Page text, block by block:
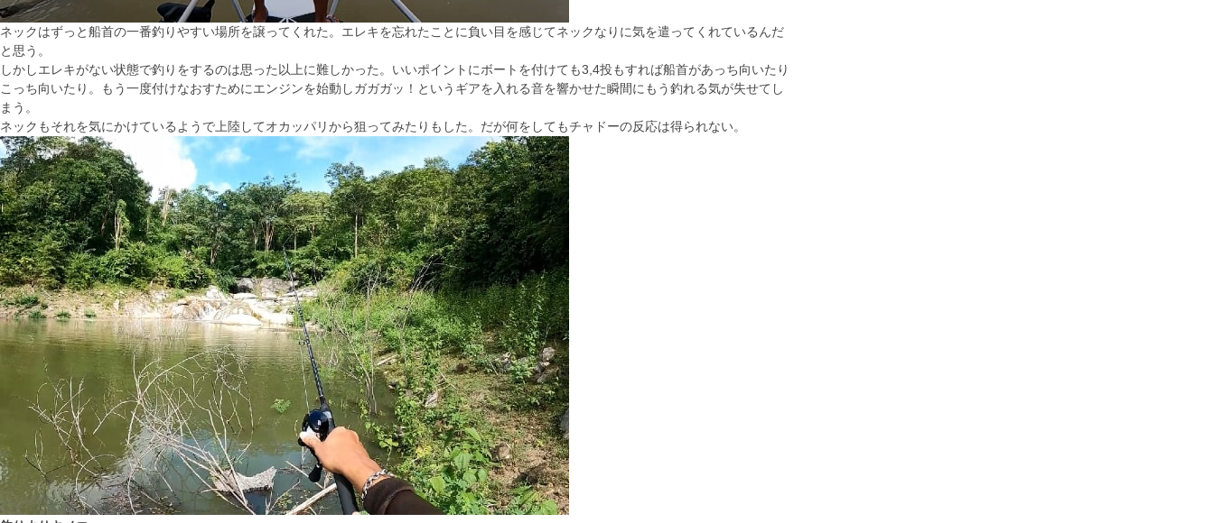
ネックはずっと船首の一番釣りやすい場所を譲ってくれた。エレキを忘れたことに負い目を感じてネックなりに気を遣ってくれているんだ
と思う。
しかしエレキがない状態で釣りをするのは思った以上に難しかった。いいポイントにボートを付けても3,4投もすれば船首があっち向いたり
こっち向いたり。もう一度付けなおすためにエンジンを始動しガガガッ！というギアを入れる音を響かせた瞬間にもう釣れる気が失せてし
まう。
ネックもそれを気にかけているようで上陸してオカッパリから狙ってみたりもした。だが何をしてもチャドーの反応は得られない。